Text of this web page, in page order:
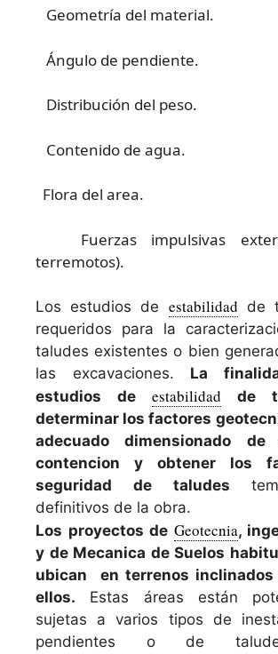
Geometría del material.
Ángulo de pendiente.
Distribución del peso.
Contenido de agua.
Flora del area.
Fuerzas impulsivas
terremotos).
Los estudios de estabilidad de
requeridos para la
taludes existentes o bien
las excavaciones. La
estudios de estabilidad de
determinar los factores
adecuado dimensionado
contencion y obtener los
seguridad de taludes
definitivos de la obra.
Los proyectos de Geotecnia,
y de Mecanica de Suelos
ubican en terrenos inclinados
ellos. Estas áreas están
sujetas a varios tipos de
pendientes o de